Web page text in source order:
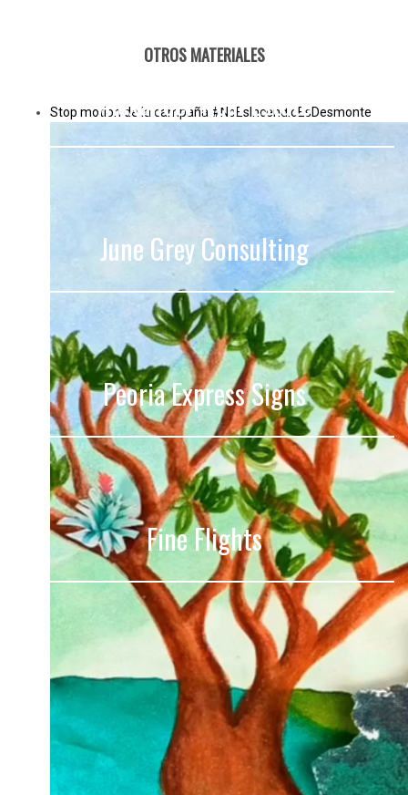
OTROS MATERIALES
Stop motion de la campaña #NoEsIncendioEsDesmonte
Alexander Real Estate
June Grey Consulting
.
Peoria Express Signs
Fine Flights